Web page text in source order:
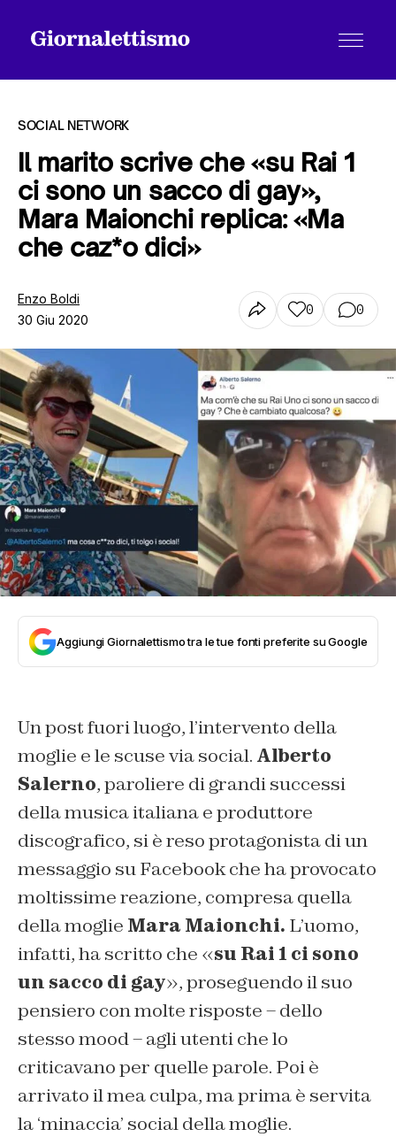
Tutti gli articoli
SOCIAL NETWORK
Il marito scrive che «su Rai 1
ci sono un sacco di gay»,
Mara Maionchi replica: «Ma
che caz*o dici»
Enzo Boldi
30 Giu 2020
0 0
Aggiungi Giornalettismo tra le tue fonti preferite su Google
Un post fuori luogo, l’intervento della
moglie e le scuse via social. Alberto
Salerno, paroliere di grandi successi
della musica italiana e produttore
discografico, si è reso protagonista di un
messaggio su Facebook che ha provocato
moltissime reazione, compresa quella
della moglie Mara Maionchi. L’uomo,
infatti, ha scritto che «su Rai 1 ci sono
un sacco di gay», proseguendo il suo
pensiero con molte risposte – dello
stesso mood – agli utenti che lo
criticavano per quelle parole. Poi è
arrivato il mea culpa, ma prima è servita
la ‘minaccia’ social della moglie.